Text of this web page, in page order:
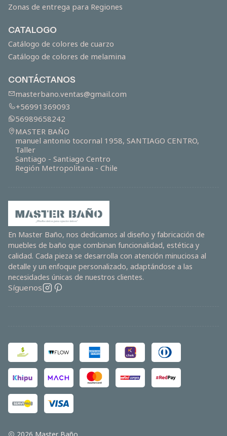
Zonas de entrega para Regiones
CATALOGO
Catálogo de colores de cuarzo
Catálogo de colores de melamina
CONTÁCTANOS
masterbano.ventas@gmail.com
+56991369093
56989658242
MASTER BAÑO
manuel antonio tocornal 1958, SANTIAGO CENTRO,
Taller
Santiago - Santiago Centro
Región Metropolitana - Chile
En Master Baño, nos dedicamos al diseño y fabricación de
muebles de baño que combinan funcionalidad, estética y
calidad. Cada pieza se desarrolla con atención minuciosa al
detalle y un enfoque personalizado, adaptándose a las
necesidades únicas de nuestros clientes.
Síguenos